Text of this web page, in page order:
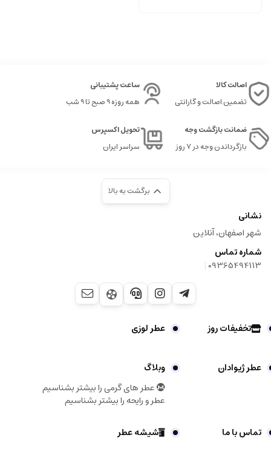
اصالت کالا
تضمین اصالت و گارانتی
ساعت پشتیبانی
همه روزه 9 صبح تا 9 شب
ضمانت بازگشت وجه
بازگرداندن وجه در ۷ روز
تحویل اکسپرس
سراسر ایران
برگشت به بالا
نشانی
شهر اصفهان، آنلاین
شماره تماس
09365494113
|
تخفیفات روز عطر لوزی
عطر ژیوادان
وبلاگ
عطر های گرمی را بیشتر بشناسیم
عطر و رایحه را بیشتر بشناسیم
تماس با ما شیشه عطر